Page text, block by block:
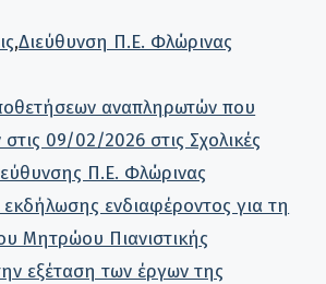
,Διεύθυνση Π.Ε. Φλώρινας
αναπληρωτών που
09/02/2026 στις Σχολικές
Π.Ε. Φλώρινας
ενδιαφέροντος για τη
Μητρώου Πιανιστικής
εξέταση των έργων της